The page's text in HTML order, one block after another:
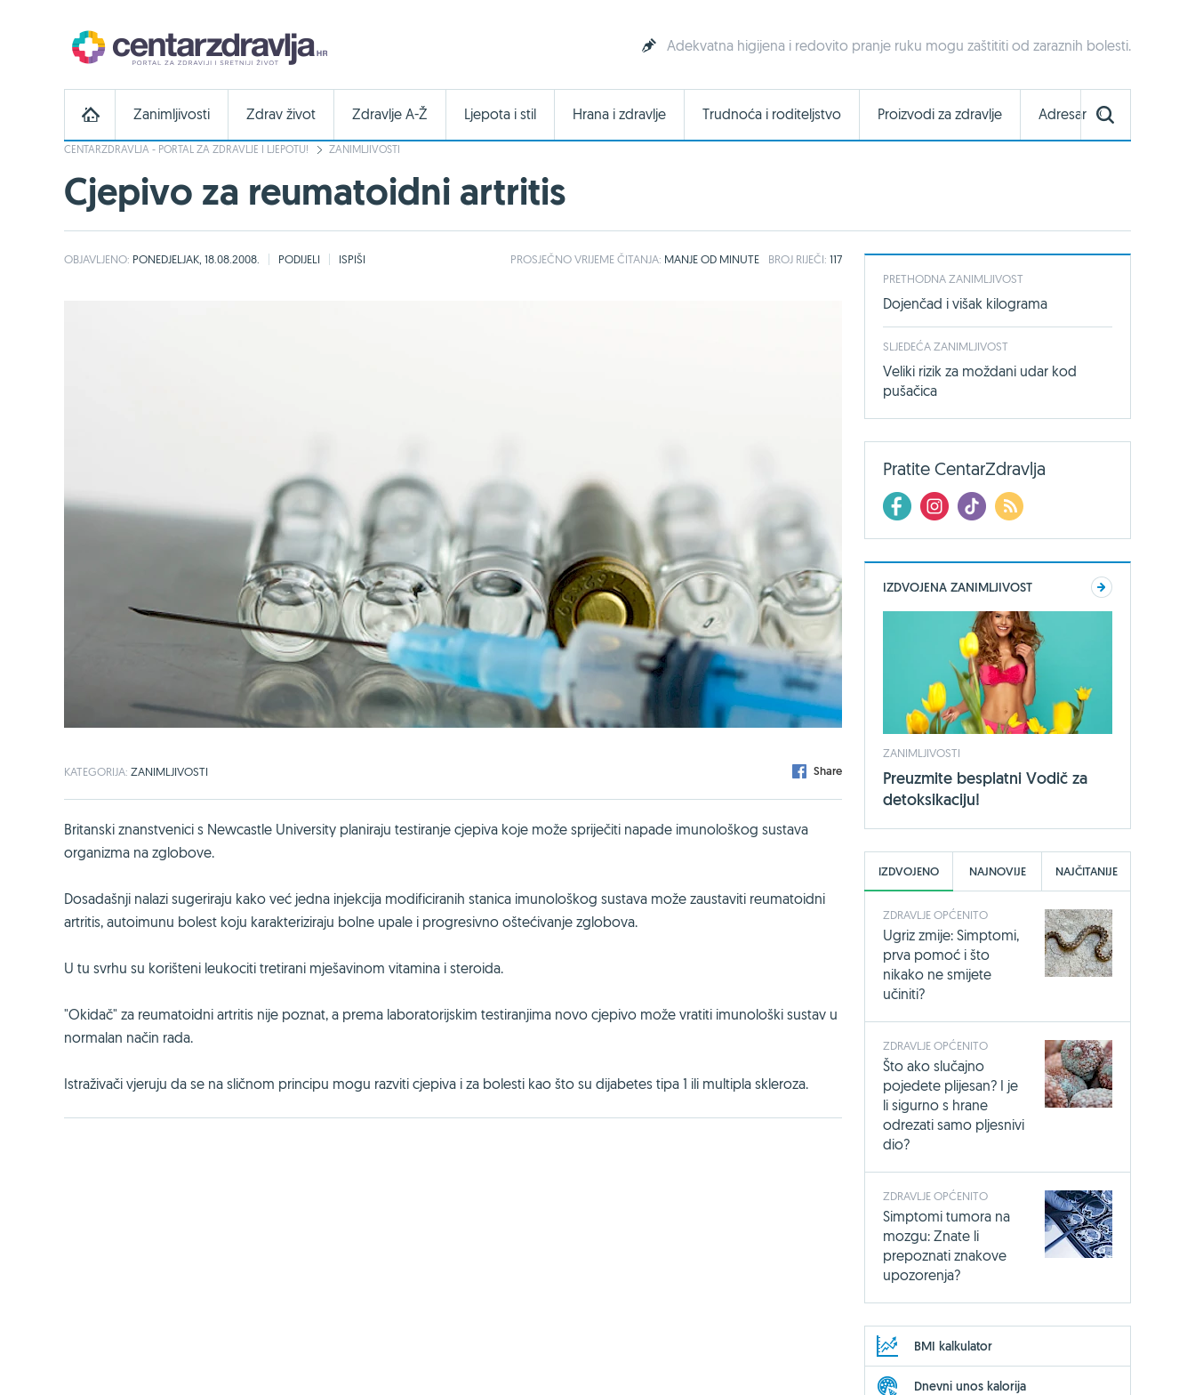
Adekvatna higijena i redovito pranje ruku mogu zaštititi od zaraznih bolesti.
Zanimljivosti Zdrav život Zdravlje A-Ž Ljepota i stil Hrana i zdravlje Trudnoća i roditeljstvo Proizvodi za zdravlje Adresar
CENTARZDRAVLJA - PORTAL ZA ZDRAVLJE I LJEPOTU! ZANIMLJIVOSTI
Cjepivo za reumatoidni artritis
OBJAVLJENO: PONEDJELJAK, 18.08.2008. PODIJELI ISPIŠI PROSJEČNOVRIJEME ČITANJA: MANJE OD MINUTE BROJ RIJEČI: 117
KATEGORIJA: ZANIMLJIVOSTI Share
Britanski znanstvenici s Newcastle University planiraju testiranje cjepiva koje može spriječiti napade imunološkog sustava
organizma na zglobove.
Dosadašnji nalazi sugeriraju kako već jedna injekcija modificiranih stanica imunološkog sustava može zaustaviti reumatoidni
artritis, autoimunu bolest koju karakteriziraju bolne upale i progresivno oštećivanje zglobova.
U tu svrhu su korišteni leukociti tretirani mješavinom vitamina i steroida.
"Okidač" za reumatoidni artritis nije poznat, a prema laboratorijskim testiranjima novo cjepivo može vratiti imunološki sustav u
normalan način rada.
Istraživači vjeruju da se na sličnom principu mogu razviti cjepiva i za bolesti kao što su dijabetes tipa 1 ili multipla skleroza.
PRETHODNA ZANIMLJIVOST
Dojenčad i višak kilograma
SLJEDEĆA ZANIMLJIVOST
Veliki rizik za moždani udar kod
pušačica
Pratite CentarZdravlja
IZDVOJENA ZANIMLJIVOST
ZANIMLJIVOSTI
Preuzmite besplatni Vodič za
detoksikaciju!
IZDVOJENO NAJNOVIJE NAJČITANIJE
ZDRAVLJE OPĆENITO
Ugriz zmije: Simptomi,
prva pomoć i što
nikako ne smijete
učiniti?
ZDRAVLJE OPĆENITO
Što ako slučajno
pojedete plijesan? I je
li sigurno s hrane
odrezati samo pljesnivi
dio?
ZDRAVLJE OPĆENITO
Simptomi tumora na
mozgu: Znate li
prepoznati znakove
upozorenja?
BMI kalkulator
Dnevni unos kalorija